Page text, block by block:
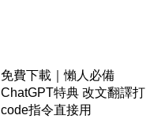
免費下載｜懶人必備
ChatGPT特典 改文翻譯打
code指令直接用